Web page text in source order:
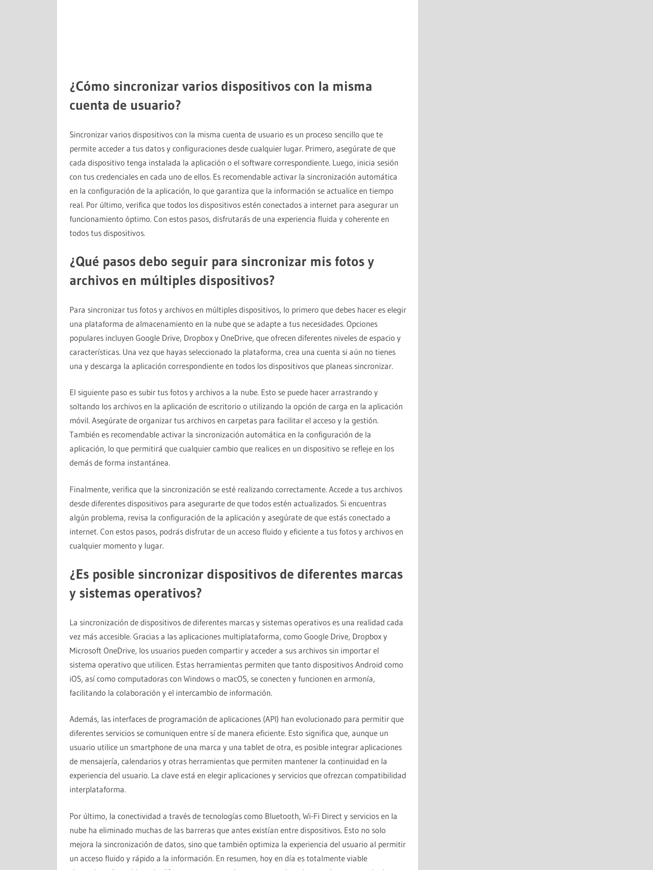
¿Cómo sincronizar varios dispositivos con la misma
cuenta de usuario?
Sincronizar varios dispositivos con la misma cuenta de usuario es un proceso sencillo que te
permite acceder a tus datos y configuraciones desde cualquier lugar. Primero, asegúrate de que
cada dispositivo tenga instalada la aplicación o el software correspondiente. Luego, inicia sesión
con tus credenciales en cada uno de ellos. Es recomendable activar la sincronización automática
en la configuración de la aplicación, lo que garantiza que la información se actualice en tiempo
real. Por último, verifica que todos los dispositivos estén conectados a internet para asegurar un
funcionamiento óptimo. Con estos pasos, disfrutarás de una experiencia fluida y coherente en
todos tus dispositivos.
¿Qué pasos debo seguir para sincronizar mis fotos y
archivos en múltiples dispositivos?
Para sincronizar tus fotos y archivos en múltiples dispositivos, lo primero que debes hacer es elegir
una plataforma de almacenamiento en la nube que se adapte a tus necesidades. Opciones
populares incluyen Google Drive, Dropbox y OneDrive, que ofrecen diferentes niveles de espacio y
características. Una vez que hayas seleccionado la plataforma, crea una cuenta si aún no tienes
una y descarga la aplicación correspondiente en todos los dispositivos que planeas sincronizar.
El siguiente paso es subir tus fotos y archivos a la nube. Esto se puede hacer arrastrando y
soltando los archivos en la aplicación de escritorio o utilizando la opción de carga en la aplicación
móvil. Asegúrate de organizar tus archivos en carpetas para facilitar el acceso y la gestión.
También es recomendable activar la sincronización automática en la configuración de la
aplicación, lo que permitirá que cualquier cambio que realices en un dispositivo se refleje en los
demás de forma instantánea.
Finalmente, verifica que la sincronización se esté realizando correctamente. Accede a tus archivos
desde diferentes dispositivos para asegurarte de que todos estén actualizados. Si encuentras
algún problema, revisa la configuración de la aplicación y asegúrate de que estás conectado a
internet. Con estos pasos, podrás disfrutar de un acceso fluido y eficiente a tus fotos y archivos en
cualquier momento y lugar.
¿Es posible sincronizar dispositivos de diferentes marcas
y sistemas operativos?
La sincronización de dispositivos de diferentes marcas y sistemas operativos es una realidad cada
vez más accesible. Gracias a las aplicaciones multiplataforma, como Google Drive, Dropbox y
Microsoft OneDrive, los usuarios pueden compartir y acceder a sus archivos sin importar el
sistema operativo que utilicen. Estas herramientas permiten que tanto dispositivos Android como
iOS, así como computadoras con Windows o macOS, se conecten y funcionen en armonía,
facilitando la colaboración y el intercambio de información.
Además, las interfaces de programación de aplicaciones (API) han evolucionado para permitir que
diferentes servicios se comuniquen entre sí de manera eficiente. Esto significa que, aunque un
usuario utilice un smartphone de una marca y una tablet de otra, es posible integrar aplicaciones
de mensajería, calendarios y otras herramientas que permiten mantener la continuidad en la
experiencia del usuario. La clave está en elegir aplicaciones y servicios que ofrezcan compatibilidad
interplataforma.
Por último, la conectividad a través de tecnologías como Bluetooth, Wi-Fi Direct y servicios en la
nube ha eliminado muchas de las barreras que antes existían entre dispositivos. Esto no solo
mejora la sincronización de datos, sino que también optimiza la experiencia del usuario al permitir
un acceso fluido y rápido a la información. En resumen, hoy en día es totalmente viable